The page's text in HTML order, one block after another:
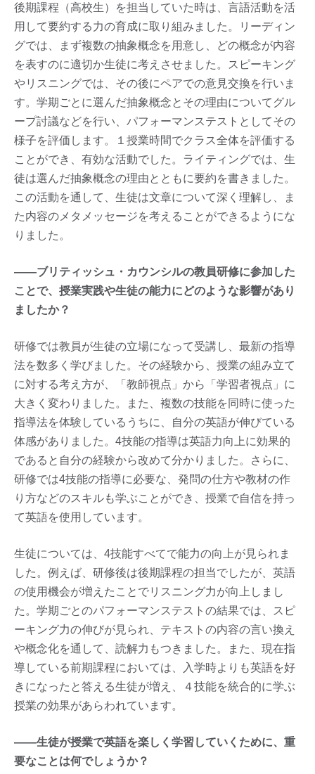
後期課程（高校生）を担当していた時は、言語活動を活
用して要約する力の育成に取り組みました。リーディン
グでは、まず複数の抽象概念を用意し、どの概念が内容
を表すのに適切か生徒に考えさせました。スピーキング
やリスニングでは、その後にペアでの意見交換を行いま
す。学期ごとに選んだ抽象概念とその理由についてグル
ープ討議などを行い、パフォーマンステストとしてその
様子を評価します。１授業時間でクラス全体を評価する
ことができ、有効な活動でした。ライティングでは、生
徒は選んだ抽象概念の理由とともに要約を書きました。
この活動を通して、生徒は文章について深く理解し、ま
た内容のメタメッセージを考えることができるようにな
りました。
——ブリティッシュ・カウンシルの教員研修に参加した
ことで、授業実践や生徒の能力にどのような影響があり
ましたか？
研修では教員が生徒の立場になって受講し、最新の指導
法を数多く学びました。その経験から、授業の組み立て
に対する考え方が、「教師視点」から「学習者視点」に
大きく変わりました。また、複数の技能を同時に使った
指導法を体験しているうちに、自分の英語が伸びている
体感がありました。4技能の指導は英語力向上に効果的
であると自分の経験から改めて分かりました。さらに、
研修では4技能の指導に必要な、発問の仕方や教材の作
り方などのスキルも学ぶことができ、授業で自信を持っ
て英語を使用しています。
生徒については、4技能すべてで能力の向上が見られま
した。例えば、研修後は後期課程の担当でしたが、英語
の使用機会が増えたことでリスニング力が向上しまし
た。学期ごとのパフォーマンステストの結果では、スピ
ーキング力の伸びが見られ、テキストの内容の言い換え
や概念化を通して、読解力もつきました。また、現在指
導している前期課程においては、入学時よりも英語を好
きになったと答える生徒が増え、４技能を統合的に学ぶ
授業の効果があらわれています。
——生徒が授業で英語を楽しく学習していくために、重
要なことは何でしょうか？